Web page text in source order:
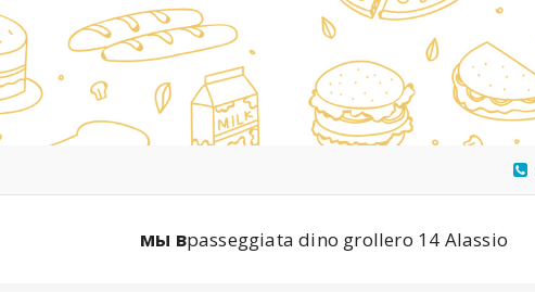
мы вpasseggiata dino grollero 14 Alassio